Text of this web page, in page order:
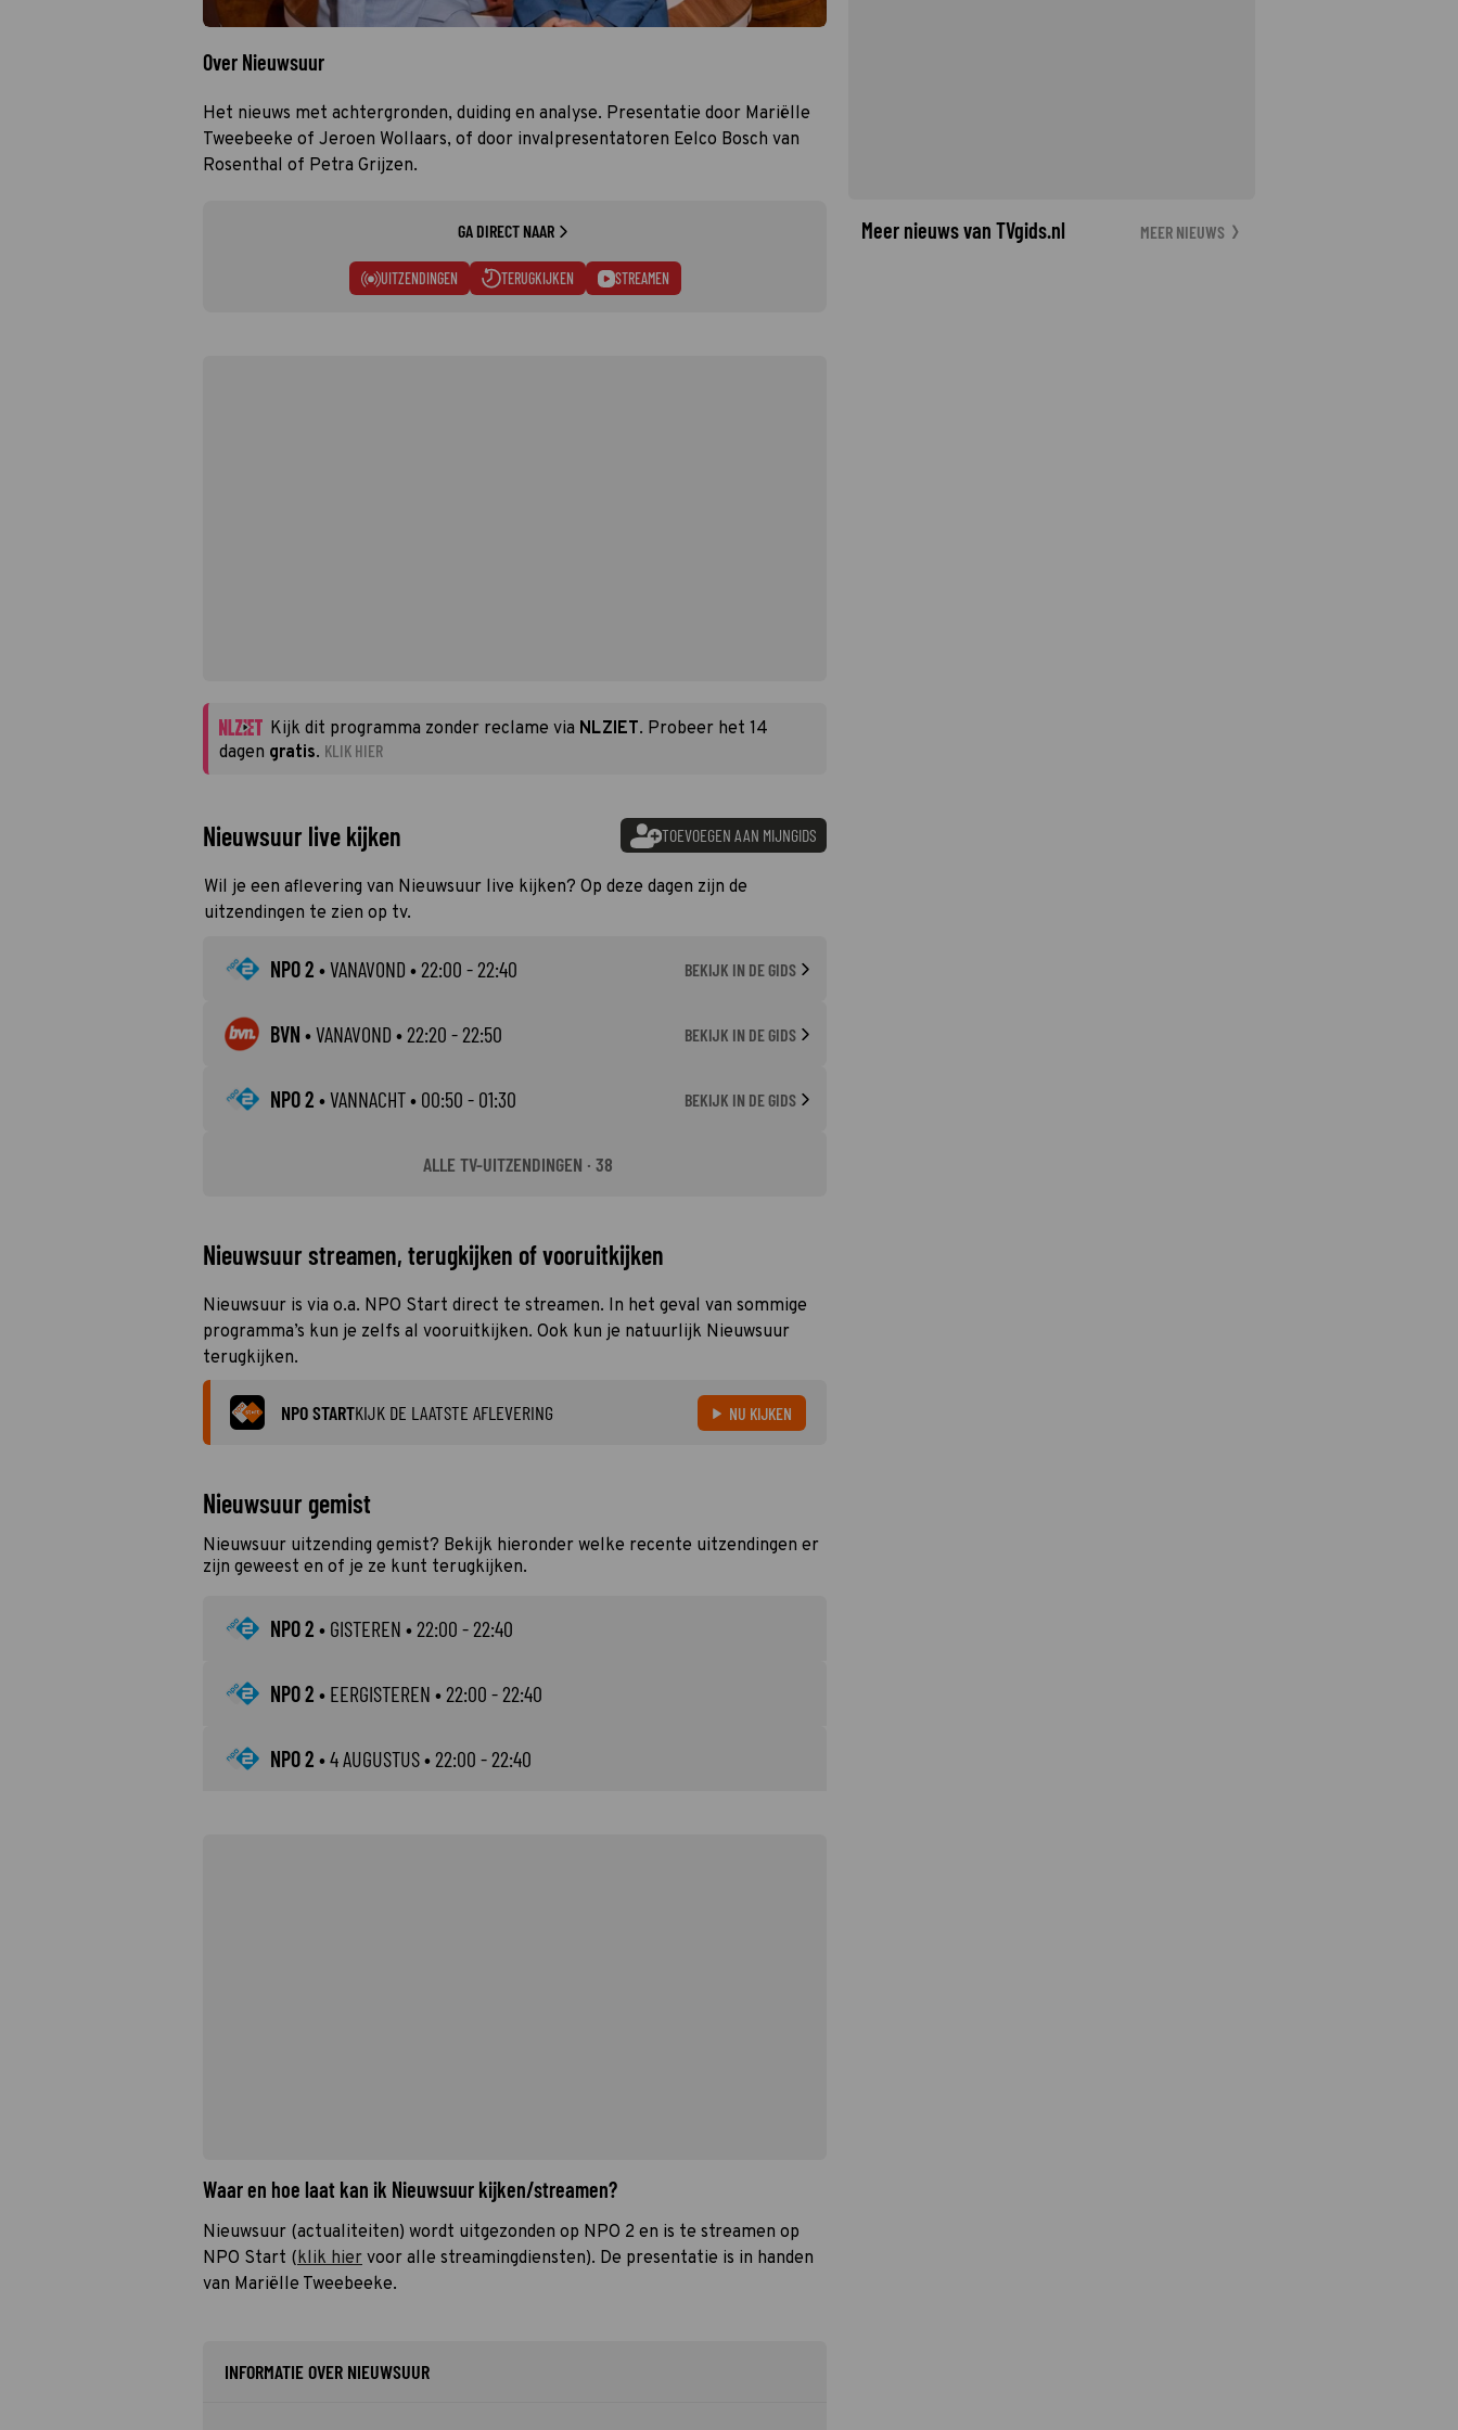
Over Nieuwsuur
Het nieuws met achtergronden, duiding en analyse. Presentatie door Mariëlle
Tweebeeke of Jeroen Wollaars, of door invalpresentatoren Eelco Bosch van
Rosenthal of Petra Grijzen.
GA DIRECT NAAR
UITZENDINGEN TERUGKIJKEN STREAMEN
Kijk dit programma zonder reclame via NLZIET. Probeer het 14
dagen gratis. KLIK HIER
Nieuwsuur live kijken TOEVOEGEN AAN MIJNGIDS
Wil je een aflevering van Nieuwsuur live kijken? Op deze dagen zijn de
uitzendingen te zien op tv.
NPO 2 •VANAVOND • 22:00 - 22:40 BEKIJK IN DE GIDS
BVN •VANAVOND • 22:20 - 22:50 BEKIJK IN DE GIDS
NPO 2 •VANNACHT• 00:50 - 01:30 BEKIJK IN DE GIDS
ALLE TV-UITZENDINGEN · 38
Nieuwsuur streamen, terugkijken of vooruitkijken
Nieuwsuur is via o.a. NPO Start direct te streamen. In het geval van sommige
programma’s kun je zelfs al vooruitkijken. Ook kun je natuurlijk Nieuwsuur
terugkijken.
NPO STARTKIJK DE LAATSTE AFLEVERING NU KIJKEN
Nieuwsuur gemist
Nieuwsuur uitzending gemist? Bekijk hieronder welke recente uitzendingen er
zijn geweest en of je ze kunt terugkijken.
NPO 2 • GISTEREN • 22:00 - 22:40
NPO 2 • EERGISTEREN • 22:00 - 22:40
NPO 2 •4 AUGUSTUS• 22:00 - 22:40
Waar en hoe laat kan ik Nieuwsuur kijken/streamen?
Nieuwsuur (actualiteiten) wordt uitgezonden op NPO 2 en is te streamen op
NPO Start (klik hier voor alle streamingdiensten). De presentatie is in handen
van Mariëlle Tweebeeke.
INFORMATIE OVER NIEUWSUUR
Meer nieuws van TVgids.nl MEER NIEUWS